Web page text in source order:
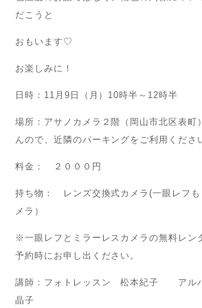
だこうと
おもいます♡
お楽しみに！
日時：11月9日（月）10時半～12時半
場所：アサノカメラ２階（岡山市北区表町
んので、近隣のパーキングをご利用くださ
料金： ２０００円
持ち物： レンズ交換式カメラ(一眼レフも
メラ）
※一眼レフとミラーレスカメラの無料レ
予約時にお申し出ください。
講師：フォトレッスン 松本紀子 アル
晶子